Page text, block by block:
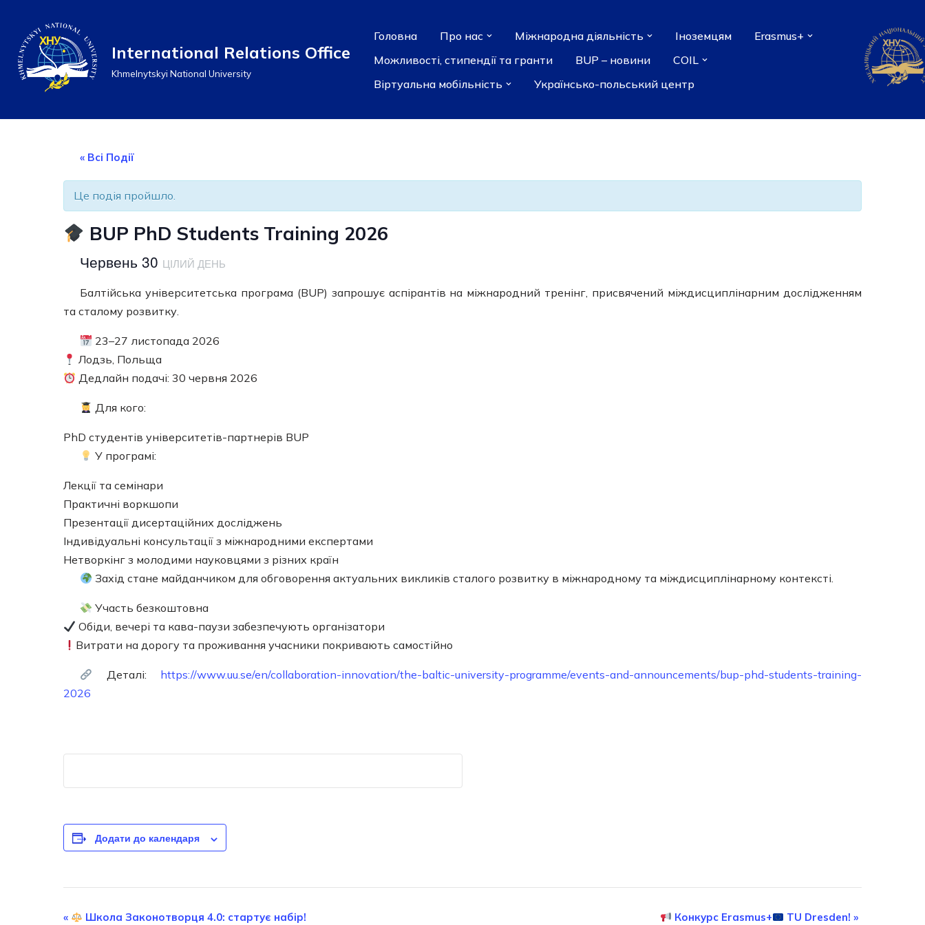
Перейти
до
вмісту
International Relations Office
Khmelnytskyi National University
Головна Про нас Міжнародна діяльність Іноземцям
Erasmus+
Можливості, стипендії та гранти
BUP – новини
COIL
Віртуальна мобільність
Українсько-польський центр
« Всі Події
Це подія пройшло.
BUP PhD Students Training 2026
Червень 30 ЦІЛИЙ ДЕНЬ
Балтійська університетська програма (BUP) запрошує аспірантів на міжнародний тренінг, присвячений міждисциплінарним дослідженням
та сталому розвитку.
23–27 листопада 2026
Лодзь, Польща
Дедлайн подачі: 30 червня 2026
Для кого:
PhD студентів університетів-партнерів BUP
У програмі:
Лекції та семінари
Практичні воркшопи
Презентації дисертаційних досліджень
Індивідуальні консультації з міжнародними експертами
Нетворкінг з молодими науковцями з різних країн
Захід стане майданчиком для обговорення актуальних викликів сталого розвитку в міжнародному та міждисциплінарному контексті.
Участь безкоштовна
Обіди, вечері та кава-паузи забезпечують організатори
Витрати на дорогу та проживання учасники покривають самостійно
Деталі: https://www.uu.se/en/collaboration-innovation/the-baltic-university-programme/events-and-announcements/bup-phd-students-training-
2026
Додати до календаря
Подія
« Школа Законотворця 4.0: стартує набір! Конкурс Erasmus+ TU Dresden! »